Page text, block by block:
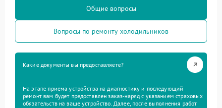
Общие вопросы
Вопросы по ремонту холодильников
Какие документы вы предоставляете?
На этапе приема устройства на диагностику и последующий
ремонт вам будет предоставлен заказ-наряд с указанием страховых
обязательств на ваше устройство. Далее, после выполнения работ